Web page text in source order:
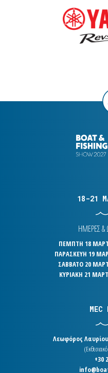
18-21
ΗΜΕΡΕΣ &
ΠΕΜΠΤΗ 18
ΠΑΡΑΣΚΕΥΗ 19
ΣΑΒΒΑΤΟ 20
ΚΥΡΙΑΚΗ 21
Λεωφόρος Λαυρίου
+30